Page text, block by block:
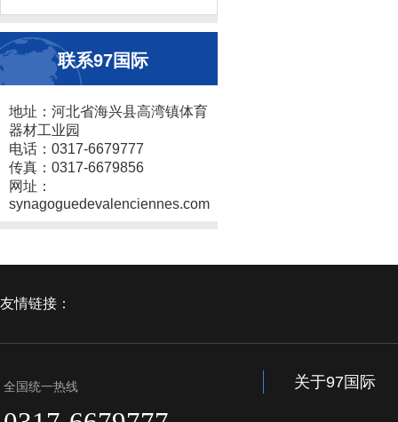
联系97国际
地址：河北省海兴县高湾镇体育
器材工业园
电话：0317-6679777
传真：0317-6679856
网址：
synagoguedevalenciennes.com
友情链接：
全国统一热线 关于97国际